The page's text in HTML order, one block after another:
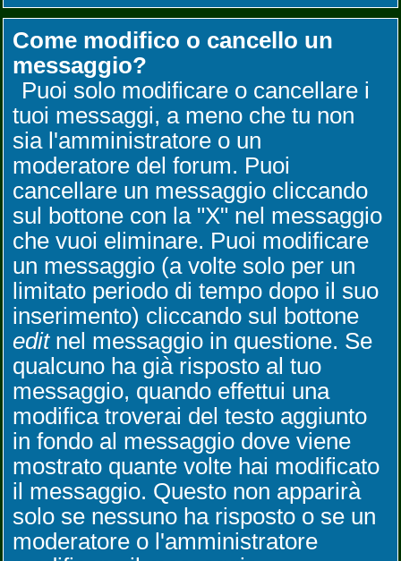
Come modifico o cancello un
messaggio?
Puoi solo modificare o cancellare i
tuoi messaggi, a meno che tu non
sia l'amministratore o un
moderatore del forum. Puoi
cancellare un messaggio cliccando
sul bottone con la "X" nel messaggio
che vuoi eliminare. Puoi modificare
un messaggio (a volte solo per un
limitato periodo di tempo dopo il suo
inserimento) cliccando sul bottone
editnel messaggio in questione. Se
qualcuno ha già risposto al tuo
messaggio, quando effettui una
modifica troverai del testo aggiunto
in fondo al messaggio dove viene
mostrato quante volte hai modificato
il messaggio. Questo non apparirà
solo se nessuno ha risposto o se un
moderatore o l'amministratore